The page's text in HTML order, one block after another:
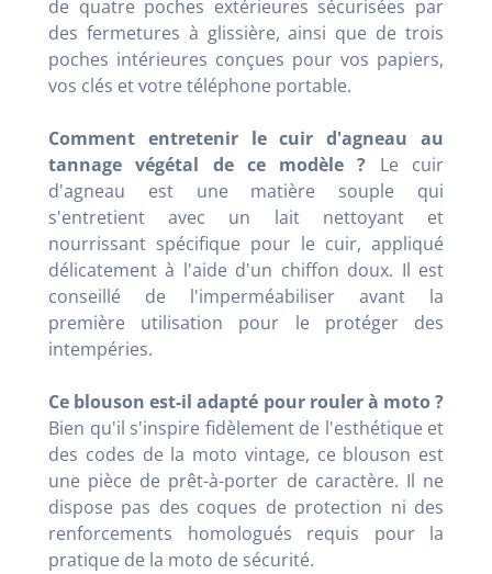
de quatre poches extérieures sécurisées par
des fermetures à glissière, ainsi que de trois
poches intérieures conçues pour vos papiers,
vos clés et votre téléphone portable.
Comment entretenir le cuir d'agneau au
tannage végétal de ce modèle ? Le cuir
d'agneau est une matière souple qui
s'entretient avec un lait nettoyant et
nourrissant spécifique pour le cuir, appliqué
délicatement à l'aide d'un chiffon doux. Il est
conseillé de l'imperméabiliser avant la
première utilisation pour le protéger des
intempéries.
Ce blouson est-il adapté pour rouler à moto ?
Bien qu'il s'inspire fidèlement de l'esthétique et
des codes de la moto vintage, ce blouson est
une pièce de prêt-à-porter de caractère. Il ne
dispose pas des coques de protection ni des
renforcements homologués requis pour la
pratique de la moto de sécurité.